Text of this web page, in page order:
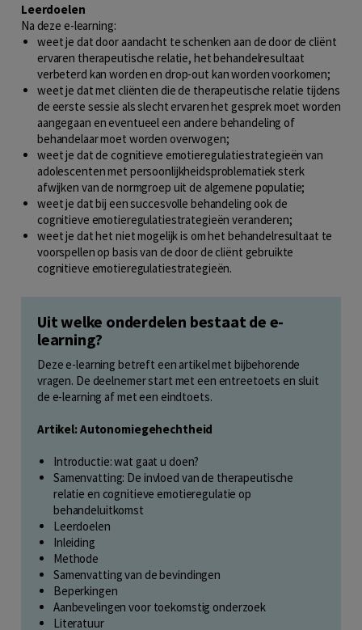
Leerdoelen
Na deze e-learning:
weet je dat door aandacht te schenken aan de door de cliënt
ervaren therapeutische relatie, het behandelresultaat
verbeterd kan worden en drop-out kan worden voorkomen;
weet je dat met cliënten die de therapeutische relatie tijdens
de eerste sessie als slecht ervaren het gesprek moet worden
aangegaan en eventueel een andere behandeling of
behandelaar moet worden overwogen;
weet je dat de cognitieve emotieregulatiestrategieën van
adolescenten met persoonlijkheidsproblematiek sterk
afwijken van de normgroep uit de algemene populatie;
weet je dat bij een succesvolle behandeling ook de
cognitieve emotieregulatiestrategieën veranderen;
weet je dat het niet mogelijk is om het behandelresultaat te
voorspellen op basis van de door de cliënt gebruikte
cognitieve emotieregulatiestrategieën.
Uit welke onderdelen bestaat de e-
learning?
Deze e-learning betreft een artikel met bijbehorende
vragen. De deelnemer start met een entreetoets en sluit
de e-learning af met een eindtoets.
Artikel: Autonomiegehechtheid
Introductie: wat gaat u doen?
Samenvatting: De invloed van de therapeutische
relatie en cognitieve emotieregulatie op
behandeluitkomst
Leerdoelen
Inleiding
Methode
Samenvatting van de bevindingen
Beperkingen
Aanbevelingen voor toekomstig onderzoek
Literatuur